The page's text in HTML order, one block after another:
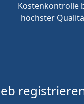
Kostenkontrolle
höchster